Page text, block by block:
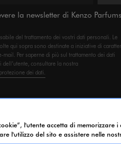
la newsletter di Kenzo
del trattamento dei vostri dati personali. Le
qui sopra sono destinate a iniziative di
mail. Per saperne di più sul trattamento dei dati
consultare la nostra
dei dati.
l'utente accetta di memorizzare
l'utilizzo del sito e assistere nelle